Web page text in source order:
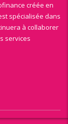
créée en
spécialisée dans
à collaborer
services